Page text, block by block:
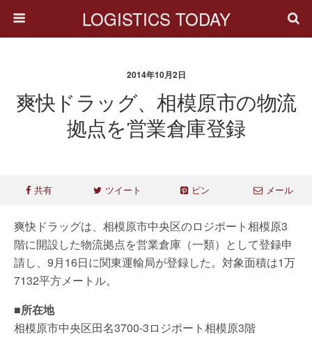
LOGISTICS TODAY
2014年10月2日
爽快ドラッグ、相模原市の物流
拠点を営業倉庫登録
共有 ツイート ピン メール
爽快ドラッグは、相模原市中央区のロジポート相模原3
階に開設した物流拠点を営業倉庫（一類）として登録申
請し、9月16日に関東運輸局が登録した。対象面積は1万
7132平方メートル。
■所在地
相模原市中央区田名3700-3ロジポート相模原3階